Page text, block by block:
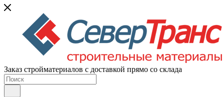
Заказ стройматериалов с доставкой прямо со склада